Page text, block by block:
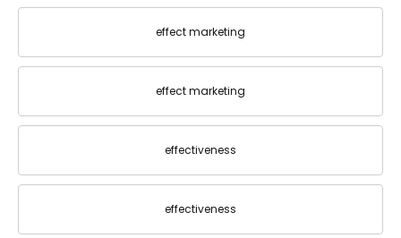
effect marketing
effect marketing
effectiveness
effectiveness